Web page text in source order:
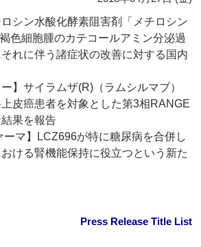
ロシン水酸化酵素阻害剤「メチロシン
色細胞腫のカテコールアミン分泌過
れに伴う諸症状の改善に対する国内
】サイラムザ(R)（ラムシルマブ）
皮癌患者を対象とした第3相RANGE
果を報告
ーマ】LCZ696が特に糖尿病を合併し
ける腎機能保持に役立つという新た
Press Release Title List